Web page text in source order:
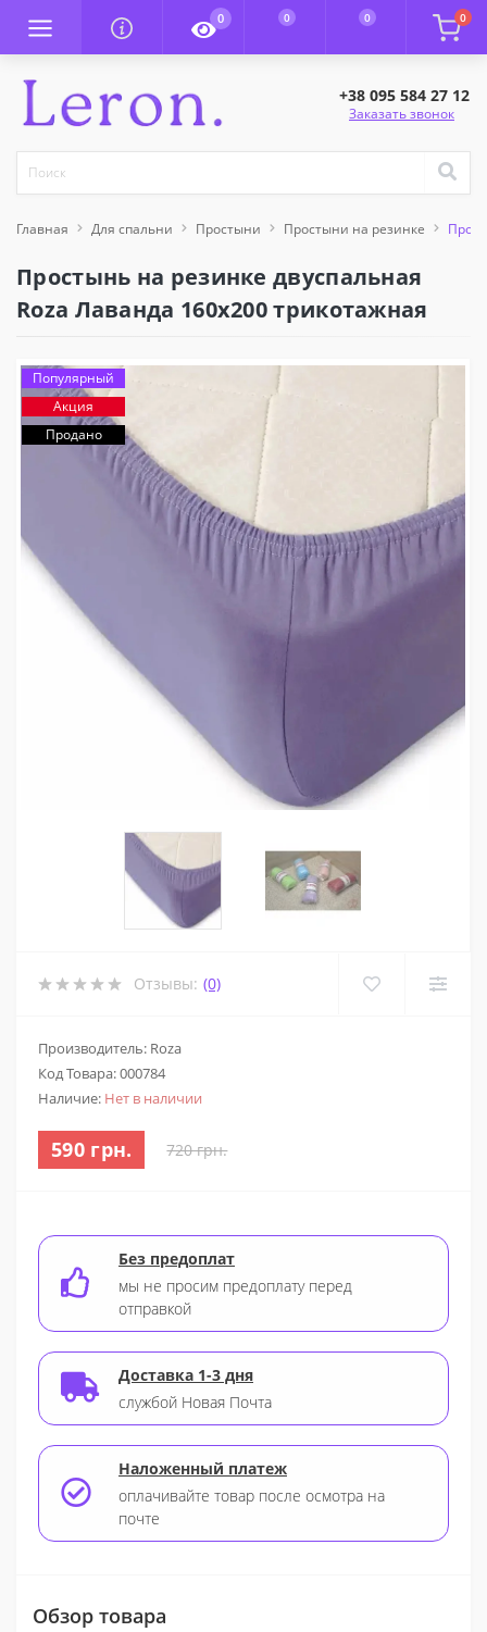
0 0 0 0
+38 095 584 27 12
Заказать звонок
Главная Для спальни Простыни Простыни на резинке
Простынь на резинке двуспальная
Roza Лаванда 160x200 трикотажная
Популярный
Акция
Продано
Отзывы: (0)
Производитель: Roza
Код Товара:000784
Наличие: Нет в наличии
590 грн. 720 грн.
Без предоплат
мы не просим предоплату перед
отправкой
Доставка 1-3 дня
службой Новая Почта
Наложенный платеж
оплачивайте товар после осмотра на
почте
Обзор товара